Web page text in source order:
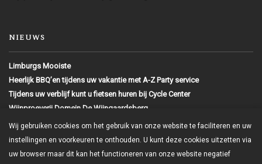
NIEUWS
Limburgs Mooiste
Heerlijk BBQ’en tijdens uw vakantie met A-Z Party service
Tijdens uw verblijf kunt u fietsen huren bij Cycle Center
Wijnproeverij Domein De Wijngaardsberg
Copyright 2016
Wij gebruiken cookies om het gebruik van onze website te faciliteren en uw
instellingen en voorkeuren te onthouden. U kunt deze cookies uitzetten via
uw browser maar dit kan het functioneren van onze website negatief